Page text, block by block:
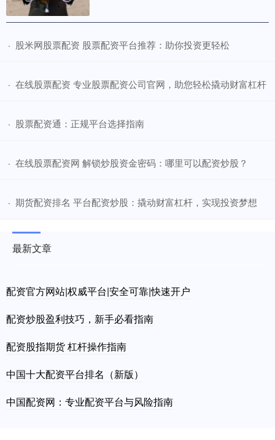
· ​股米网股票配资 股票配资平台推荐：助你投资更轻松
· ​在线股票配资 专业股票配资公司官网，助您轻松撬动财富杠杆
· ​股票配资通：正规平台选择指南
· ​在线股票配资网 解锁炒股资金密码：哪里可以配资炒股？
· ​期货配资排名 平台配资炒股：撬动财富杠杆，实现投资梦想
最新文章
配资官方网站|权威平台|安全可靠|快速开户
配资炒股盈利技巧，新手必看指南
配资股指期货 杠杆操作指南
中国十大配资平台排名（新版）
中国配资网：专业配资平台与风险指南